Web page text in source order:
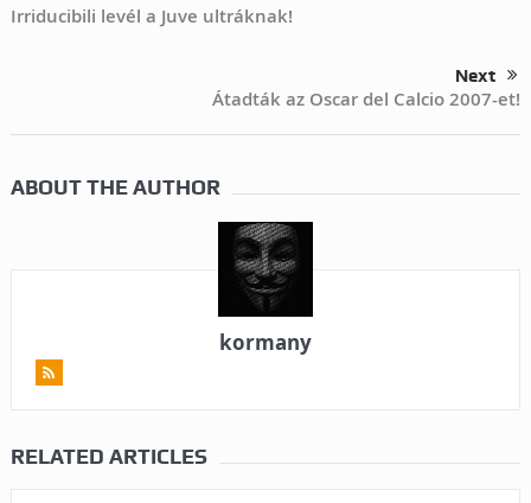
Irriducibili levél a Juve ultráknak!
Next
Átadták az Oscar del Calcio 2007-et!
ABOUT THE AUTHOR
kormany
RELATED ARTICLES